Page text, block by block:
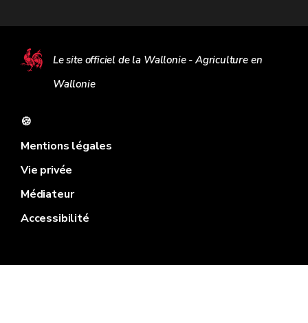
Le site officiel de la Wallonie - Agriculture en
Wallonie
🍪
Mentions légales
Vie privée
Médiateur
Accessibilité